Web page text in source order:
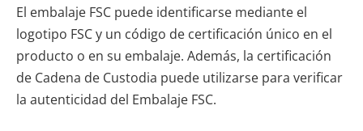
El embalaje FSC puede identificarse mediante el
logotipo FSC y un código de certificación único en el
producto o en su embalaje. Además, la certificación
de Cadena de Custodia puede utilizarse para verificar
la autenticidad del Embalaje FSC.